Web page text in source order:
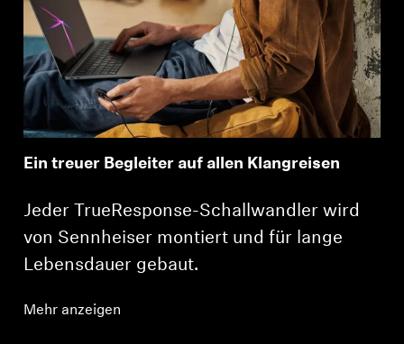
Ein treuer Begleiter auf allen Klangreisen
Jeder TrueResponse-Schallwandler wird
von Sennheiser montiert und für lange
Lebensdauer gebaut.
Mehr anzeigen